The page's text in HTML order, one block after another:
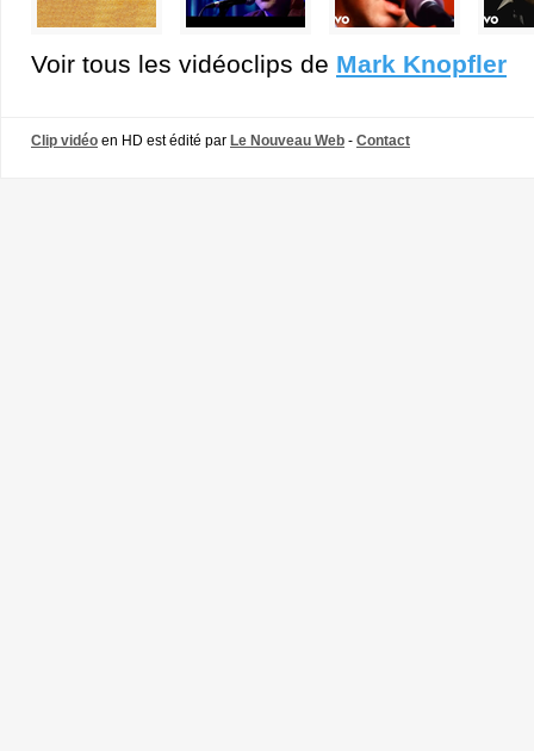
Voir tous les vidéoclips de Mark Knopfler
Clip vidéo en HD est édité par Le Nouveau Web - Contact